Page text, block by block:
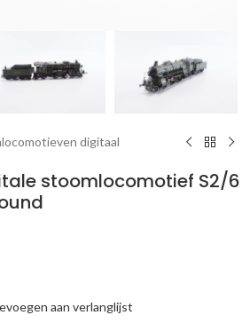
digitaal
stoomlocomotief S2/6
aan verlanglijst